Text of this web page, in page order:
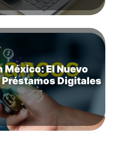
México: El Nuevo
Digitales